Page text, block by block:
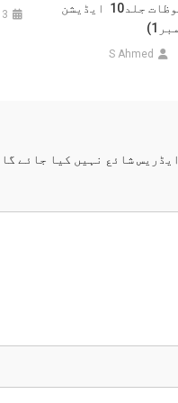
پندو نصائح (ملفوظات جلد10 ایڈیشن
S Ahmed
3 جون, 2025
شائع نہیں کیا جائے گا۔